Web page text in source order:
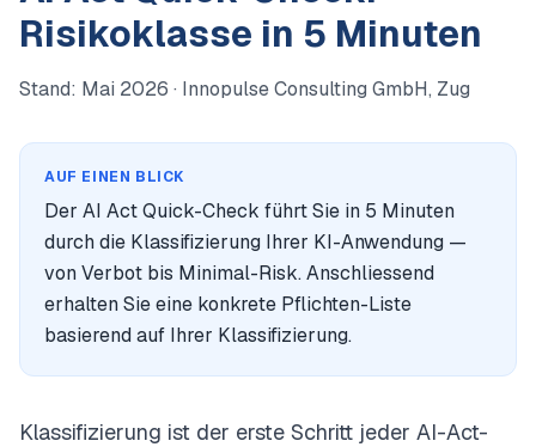
Risikoklasse in 5 Minuten
Stand: Mai 2026 · Innopulse Consulting GmbH, Zug
AUF EINEN BLICK
Der AI Act Quick-Check führt Sie in 5 Minuten
durch die Klassifizierung Ihrer KI-Anwendung —
von Verbot bis Minimal-Risk. Anschliessend
erhalten Sie eine konkrete Pflichten-Liste
basierend auf Ihrer Klassifizierung.
Klassifizierung ist der erste Schritt jeder AI-Act-